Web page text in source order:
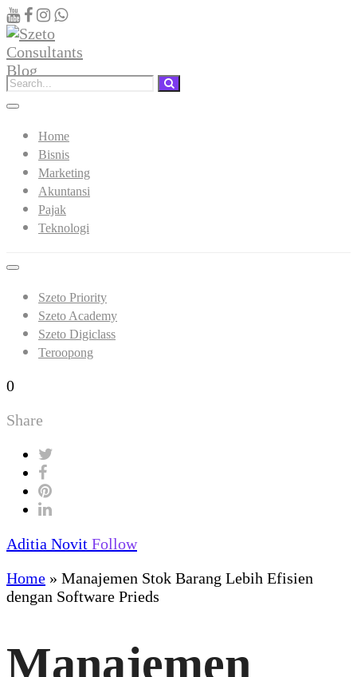
Home
Bisnis
Marketing
Akuntansi
Pajak
Teknologi
Szeto Priority
Szeto Academy
Szeto Digiclass
Teroopong
0
Share
Aditia Novit Follow
Home » Manajemen Stok Barang Lebih Efisien
dengan Software Prieds
Manajemen